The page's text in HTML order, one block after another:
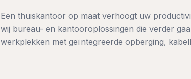
Een thuiskantoor op maat verhoogt uw
wij bureau- en kantooroplossingen die verder
werkplekken met geïntegreerde opberging,